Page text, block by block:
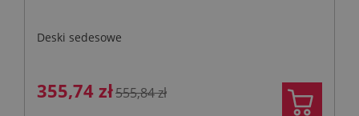
Deski sedesowe
355,74 zł555,84 zł